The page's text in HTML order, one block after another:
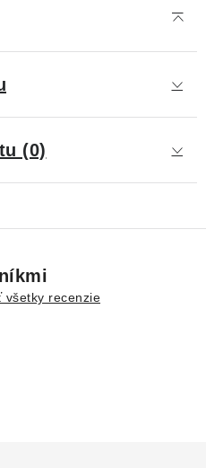
(0)
všetky recenzie